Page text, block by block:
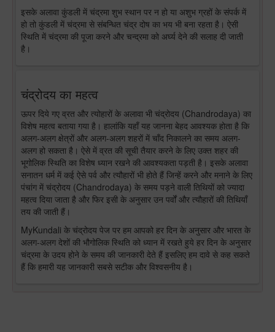
इसके अलावा कुंडली में चंद्रमा शुभ स्थान पर न हो या अशुभ ग्रहों के संपर्क में
हो तो कुंडली में चंद्रमा से संबन्धित चंद्र दोष का भय भी बना रहता है। ऐसी
स्थिति में चंद्रमा की पूजा करने और चन्द्रमा को अर्घ्य देने की सलाह दी जाती
है।
चंद्रोदय का महत्व
ऊपर दिये गए व्रत और त्योहारों के अलावा भी चंद्रोदय (Chandrodaya) का
विशेष महत्व बताया गया है। हालांकि यहाँ यह जानना बेहद आवश्यक होता है कि
अलग-अलग क्षेत्रों और अलग-अलग शहरों में चाँद निकालने का समय अलग-
अलग हो सकता है। ऐसे में व्रत की सूची तैयार करने के लिए उक्त शहर की
भूगोलिक स्थिति का विशेष ध्यान रखने की आवश्यकता पड़ती है। इसके अलावा
सनातन धर्म में कई ऐसे पर्व और त्यौहारों भी होते हैं जिन्हें करने और मनाने के लिए
पंचांग में चंद्रोदय (Chandrodaya) के समय पड़ने वाली तिथियों को ज्यादा
महत्व दिया जाता है और फिर इसी के अनुसार उन पर्वों और त्यौहारों की तिथियाँ
तय की जाती हैं।
MyKundali के चंद्रोदय पेज पर हम आपको हर दिन के अनुसार और भारत के
अलग-अलग देशों की भौगोलिक स्थिति को ध्यान में रखते हुये हर दिन के अनुसार
चंद्रमा के उदय होने के समय की जानकारी देते हैं इसलिए हम दावे से कह सकते
हैं कि हमारी यह जानकारी सबसे सटीक और विश्वसनीय है।